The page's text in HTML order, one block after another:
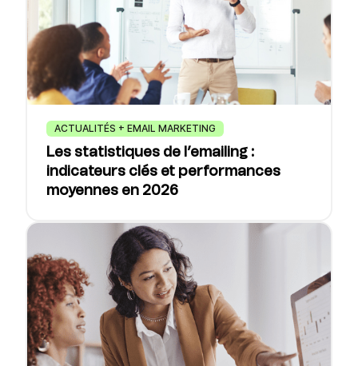
ACTUALITÉS + EMAIL MARKETING
Les statistiques de l’emailing :
indicateurs clés et performances
moyennes en 2026